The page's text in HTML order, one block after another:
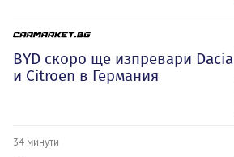
BYD скоро ще изпревари Dacia
и Citroеn в Германия
34 минути